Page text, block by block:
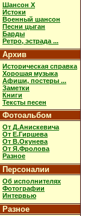
Шансон X
Истоки
Военный шансон
Песни цыган
Барды
Ретро, эстрада ...
Архив
Историческая справка
Хорошая музыка
Афиши, постеры ...
Заметки
Книги
Тексты песен
Фотоальбом
От Д.Анискевича
От Е.Гиршева
От В.Окунева
От Я.Фролова
Разное
Персоналии
Об исполнителях
Фотографии
Интервью
Разное